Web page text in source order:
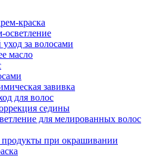
краска
за волосами
масло
завивка
для волос
седины
для мелированных волос
при окрашивании